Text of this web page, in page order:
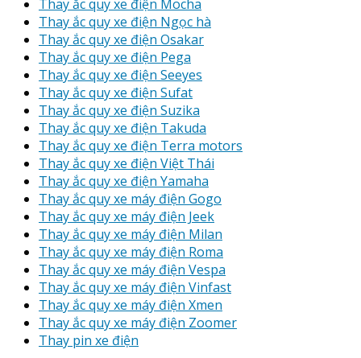
Thay ắc quy xe điện Mocha
Thay ắc quy xe điện Ngọc hà
Thay ắc quy xe điện Osakar
Thay ắc quy xe điện Pega
Thay ắc quy xe điện Seeyes
Thay ắc quy xe điện Sufat
Thay ắc quy xe điện Suzika
Thay ắc quy xe điện Takuda
Thay ắc quy xe điện Terra motors
Thay ắc quy xe điện Việt Thái
Thay ắc quy xe điện Yamaha
Thay ắc quy xe máy điện Gogo
Thay ắc quy xe máy điện Jeek
Thay ắc quy xe máy điện Milan
Thay ắc quy xe máy điện Roma
Thay ắc quy xe máy điện Vespa
Thay ắc quy xe máy điện Vinfast
Thay ắc quy xe máy điện Xmen
Thay ắc quy xe máy điện Zoomer
Thay pin xe điện